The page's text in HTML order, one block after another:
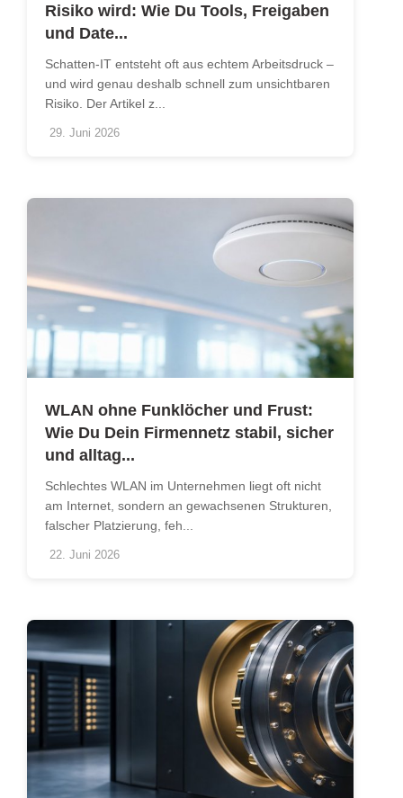
Risiko wird: Wie Du Tools, Freigaben
und Date...
Schatten-IT entsteht oft aus echtem Arbeitsdruck –
und wird genau deshalb schnell zum unsichtbaren
Risiko. Der Artikel z...
29. Juni 2026
WLAN ohne Funklöcher und Frust:
Wie Du Dein Firmennetz stabil, sicher
und alltag...
Schlechtes WLAN im Unternehmen liegt oft nicht
am Internet, sondern an gewachsenen Strukturen,
falscher Platzierung, feh...
22. Juni 2026